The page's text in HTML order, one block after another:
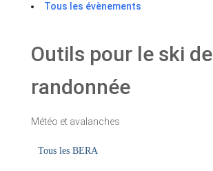
Tous les évènements
Outils pour le ski de
randonnée
Météo et avalanches
Tous les BERA